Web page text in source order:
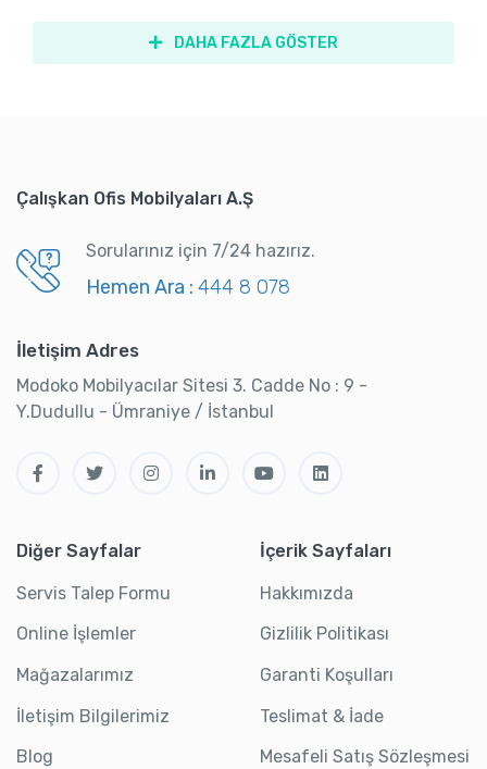
DAHA FAZLA GÖSTER
Çalışkan Ofis Mobilyaları A.Ş
Sorularınız için 7/24 hazırız.
Hemen Ara : 444 8 078
İletişim Adres
Modoko Mobilyacılar Sitesi 3. Cadde No : 9 -
Y.Dudullu - Ümraniye / İstanbul
Diğer Sayfalar
Servis Talep Formu
Online İşlemler
Mağazalarımız
İletişim Bilgilerimiz
Blog
İçerik Sayfaları
Hakkımızda
Gizlilik Politikası
Garanti Koşulları
Teslimat & İade
Mesafeli Satış Sözleşmesi